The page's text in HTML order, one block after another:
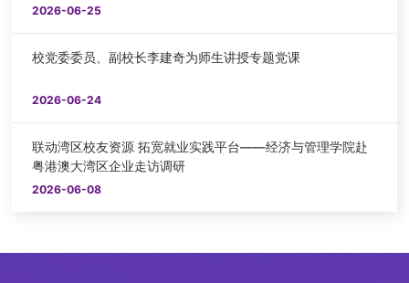
2026-06-25
校党委委员、副校长李建奇为师生讲授专题党课
2026-06-24
联动湾区校友资源 拓宽就业实践平台——经济与管理学院赴
粤港澳大湾区企业走访调研
2026-06-08